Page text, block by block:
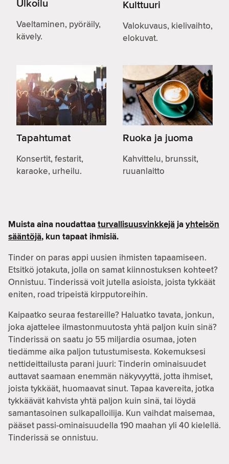
Ulkoilu
Vaeltaminen, pyöräily,
kävely.
Kulttuuri
Valokuvaus, kielivaihto,
elokuvat.
Tapahtumat
Konsertit, festarit,
karaoke, urheilu.
Ruoka ja juoma
Kahvittelu, brunssit,
ruuanlaitto
Muista aina noudattaaturvallisuusvinkkejäjayhteisön
sääntöjä, kun tapaat ihmisiä.
Tinder on paras appi uusien ihmisten tapaamiseen.
Etsitkö jotakuta, jolla on samat kiinnostuksen kohteet?
Onnistuu. Tinderissä voit jutella asioista, joista tykkäät
eniten, road tripeistä kirpputoreihin.
Kaipaatko seuraa festareille? Haluatko tavata, jonkun,
joka ajattelee ilmastonmuutosta yhtä paljon kuin sinä?
Tinderissä on saatu jo 55 miljardia osumaa, joten
tiedämme aika paljon tutustumisesta. Kokemuksesi
nettideittailusta parani juuri: Tinderin ominaisuudet
auttavat saamaan enemmän näkyvyyttä, jotta ihmiset,
joista tykkäät, huomaavat sinut. Tapaa kavereita, jotka
tykkäävät kahvista yhtä paljon kuin sinä, tai löydä
samantasoinen sulkapalloilija. Kun vaihdat maisemaa,
pääset passi-ominaisuudella 190 maahan yli 40 kielellä.
Tinderissä se onnistuu.